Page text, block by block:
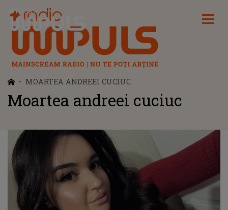
Radio Impuls
MOARTEA ANDREEI CUCIUC
Moartea andreei cuciuc